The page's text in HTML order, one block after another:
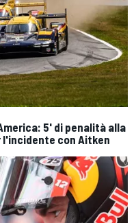
5' di penalità alla
con Aitken